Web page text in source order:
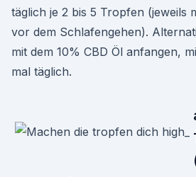
täglich je 2 bis 5 Tropfen (jeweils
vor dem Schlafengehen).
mit dem 10% CBD Öl anfangen,
mal täglich.